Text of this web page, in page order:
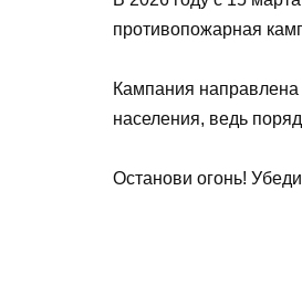
противопожарная
Кампания
населения, ведь
Останови огонь!